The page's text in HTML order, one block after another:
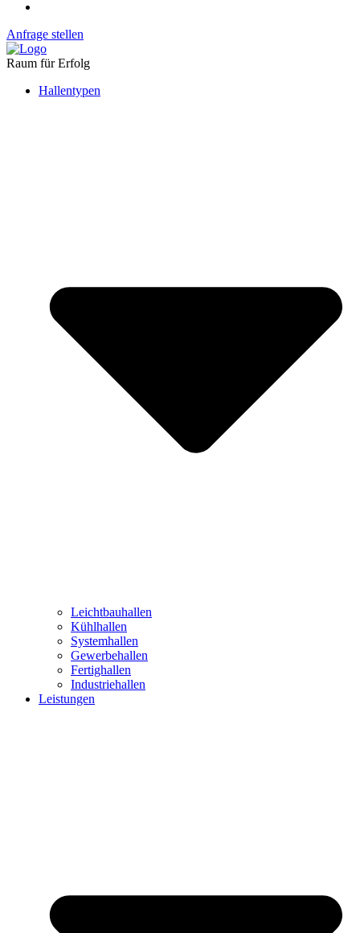
Anfrage stellen
Raum für Erfolg
Hallentypen
Leichtbauhallen
Kühlhallen
Systemhallen
Gewerbehallen
Fertighallen
Industriehallen
Leistungen